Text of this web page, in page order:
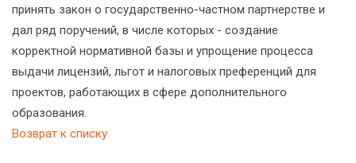
принять закон о государственно-частном партнерстве и
дал ряд поручений, в числе которых - создание
корректной нормативной базы и упрощение процесса
выдачи лицензий, льгот и налоговых преференций для
проектов, работающих в сфере дополнительного
образования.
Возврат к списку